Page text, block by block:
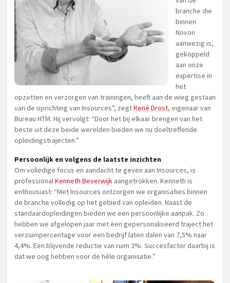
branche die
binnen
Novon
aanwezig is,
gekoppeld
aan onze
expertise in
het
opzetten en verzorgen van trainingen, heeft aan de wieg gestaan
van de oprichting van Insources”, zegtRené Drost, eigenaar van
Bureau HTM. Hij vervolgt: “Door het bij elkaar brengen van het
beste uit deze beide werelden bieden we nu doeltreffende
opleidingstrajecten.”
Persoonlijk en volgens de laatste inzichten
Om volledige focus en aandacht te geven aan Insources, is
professionalKenneth Beverwijk aangetrokken. Kenneth is
enthousiast: “Met Insources ontzorgen we organisaties binnen
de branche volledig op het gebied van opleiden. Naast de
standaardopleidingen bieden we een persoonlijke aanpak. Zo
hebben we afgelopen jaar met een gepersonaliseerd traject het
verzuimpercentage voor een bedrijf laten dalen van 7,5% naar
4,4%. Een blijvende reductie van ruim 3%. Succesfactor daarbij is
dat we oog hebben voor de héle organisatie.”